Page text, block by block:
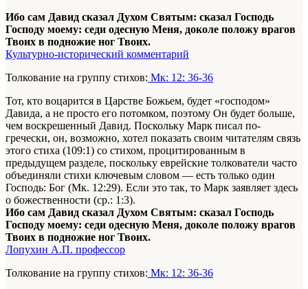
Ибо сам Давид сказал Духом Святым: сказал Господь
Господу моему: седи одесную Меня, доколе положу врагов
Твоих в подножие ног Твоих.
Культурно-исторический комментарий
Толкование на группу стихов: Мк: 12: 36-36
Тот, кто воцарится в Царстве Божьем, будет «господом»
Давида, а не просто его потомком, поэтому Он будет больше,
чем воскрешенный Давид. Поскольку Марк писал по-
гречески, он, возможно, хотел показать своим читателям связь
этого стиха (109:1) со стихом, процитированным в
предыдущем разделе, поскольку еврейские толкователи часто
объединяли стихи ключевым словом — есть только один
Господь: Бог (Мк. 12:29). Если это так, то Марк заявляет здесь
о божественности (ср.: 1:3).
Ибо сам Давид сказал Духом Святым: сказал Господь
Господу моему: седи одесную Меня, доколе положу врагов
Твоих в подножие ног Твоих.
Лопухин А.П. профессор
Толкование на группу стихов: Мк: 12: 36-36